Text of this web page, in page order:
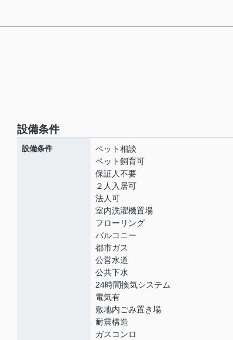
設備条件
設備条件
ペット相談
ペット飼育可
保証人不要
２人入居可
法人可
室内洗濯機置場
フローリング
バルコニー
都市ガス
公営水道
公共下水
24時間換気システム
電気有
敷地内ごみ置き場
耐震構造
ガスコンロ